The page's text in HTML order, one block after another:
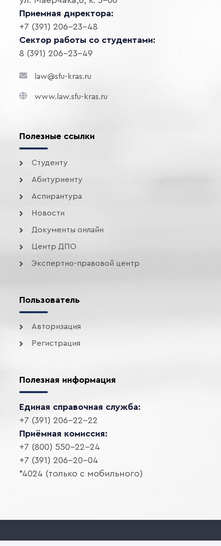
Приемная директора:
+7 (391) 206-23-48
Сектор работы со студентами:
8 (391) 206-23-49
law@sfu-kras.ru
www.law.sfu-kras.ru
Полезные ссылки
Студенту
Абитуриенту
Аспирантура
Новости
Документы онлайн
Центр ДПО
Экспертно-правовой центр
Пользователь
Авторизация
Регистрация
Полезная информация
Единая справочная служба:
+7 (391) 206-22-22
Приёмная комиссия:
+7 (800) 550-22-24
+7 (391) 206-20-04
*4024 (только с мобильного)